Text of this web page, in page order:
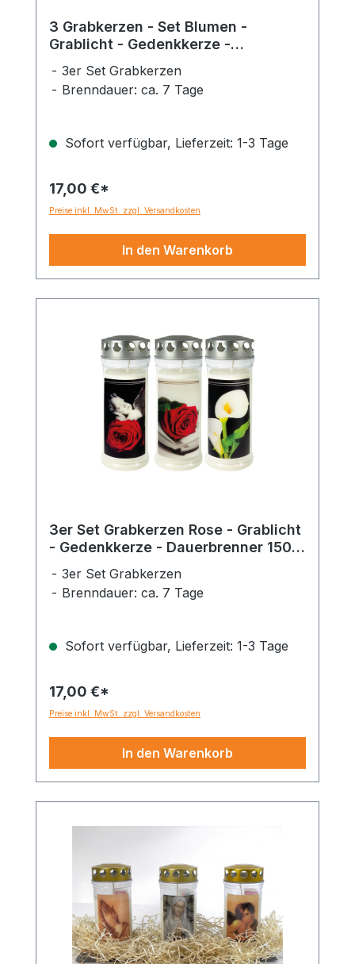
3 Grabkerzen - Set Blumen -
Grablicht - Gedenkkerze -
3er Set Grabkerzen
Brenndauer: ca. 7 Tage
Sofort verfügbar, Lieferzeit: 1-3 Tage
17,00 €*
Preise inkl. MwSt. zzgl. Versandkosten
In den Warenkorb
3er Set Grabkerzen Rose - Grablicht
- Gedenkkerze - Dauerbrenner 150-
3er Set Grabkerzen
Brenndauer: ca. 7 Tage
Sofort verfügbar, Lieferzeit: 1-3 Tage
17,00 €*
Preise inkl. MwSt. zzgl. Versandkosten
In den Warenkorb